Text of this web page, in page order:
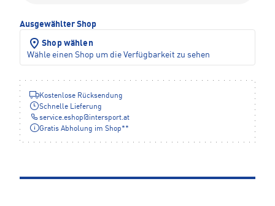
Ausgewählter Shop
Shop wählen
Wähle einen Shop um die Verfügbarkeit zu sehen
Kostenlose Rücksendung
Schnelle Lieferung
service.eshop@ intersport.at
Gratis Abholung im Shop**